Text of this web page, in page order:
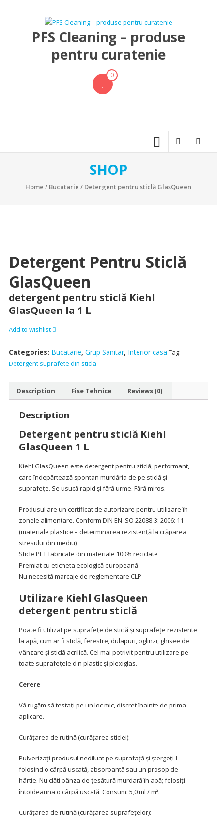
PFS Cleaning – produse
pentru curatenie
0
SHOP
Home / Bucatarie / Detergent pentru sticlă GlasQueen
Detergent Pentru Sticlă
GlasQueen
detergent pentru sticlă Kiehl
GlasQueen la 1 L
Add to wishlist
Categories: Bucatarie, Grup Sanitar, Interior casa Tag:
Detergent suprafete din sticla
Description Fise Tehnice Reviews (0)
Description
Detergent pentru sticlă Kiehl
GlasQueen 1 L
Kiehl GlasQueen este detergent pentru sticlă, performant,
care îndepărtează spontan murdăria de pe sticlă și
suprafețe. Se usucă rapid și fără urme. Fără miros.
Produsul are un certificat de autorizare pentru utilizare în
zonele alimentare. Conform DIN EN ISO 22088-3: 2006: 11
(materiale plastice – determinarea rezistență la crăparea
stresului din mediu)
Sticle PET fabricate din materiale 100% reciclate
Premiat cu eticheta ecologică europeană
Nu necesită marcaje de reglementare CLP
Utilizare Kiehl GlasQueen
detergent pentru sticlă
Poate fi utilizat pe suprafețe de sticlă și suprafețe rezistente
la apă, cum ar fi sticlă, ferestre, dulapuri, oglinzi, ghisee de
vânzare și sticlă acrilică. Cel mai potrivit pentru utilizare pe
toate suprafețele din plastic și plexiglas.
Cerere
Vă rugăm să testați pe un loc mic, discret înainte de prima
aplicare.
Curățarea de rutină (curățarea sticlei):
Pulverizați produsul nediluat pe suprafață și ștergeți-l
folosind o cârpă uscată, absorbantă sau un prosop de
hârtie. Nu clăti pânza de țesătură murdară în apă; folosiți
întotdeauna o cârpă uscată. Consum: 5,0 ml / m².
Curățarea de rutină (curățarea suprafețelor):